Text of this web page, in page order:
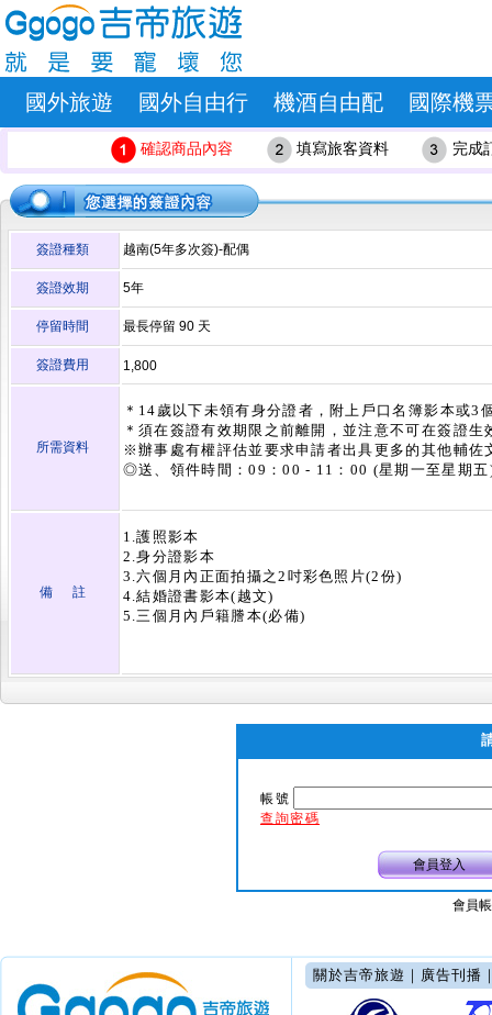
國外旅遊 國外自由行 機酒自由配 國際機
確認商品內容 填寫旅客資料 完成
簽證種類 越南(5年多次簽)-配偶
簽證效期 5年
停留時間 最長停留 90天
簽證費用 1,800
所需資料
＊14歲以下未領有身分證者，附上戶口名簿影本或3
＊須在簽證有效期限之前離開，並注意不可在簽證生
※辦事處有權評估並要求申請者出具更多的其他輔佐
◎送、領件時間：09：00 - 11：00 (星期一至星期
備 註
1.護照影本
2.身分證影本
3.六個月內正面拍攝之2吋彩色照片(2份)
4.結婚證書影本(越文)
5.三個月內戶籍謄本(必備)
帳號
查詢密碼
會員登入
會員